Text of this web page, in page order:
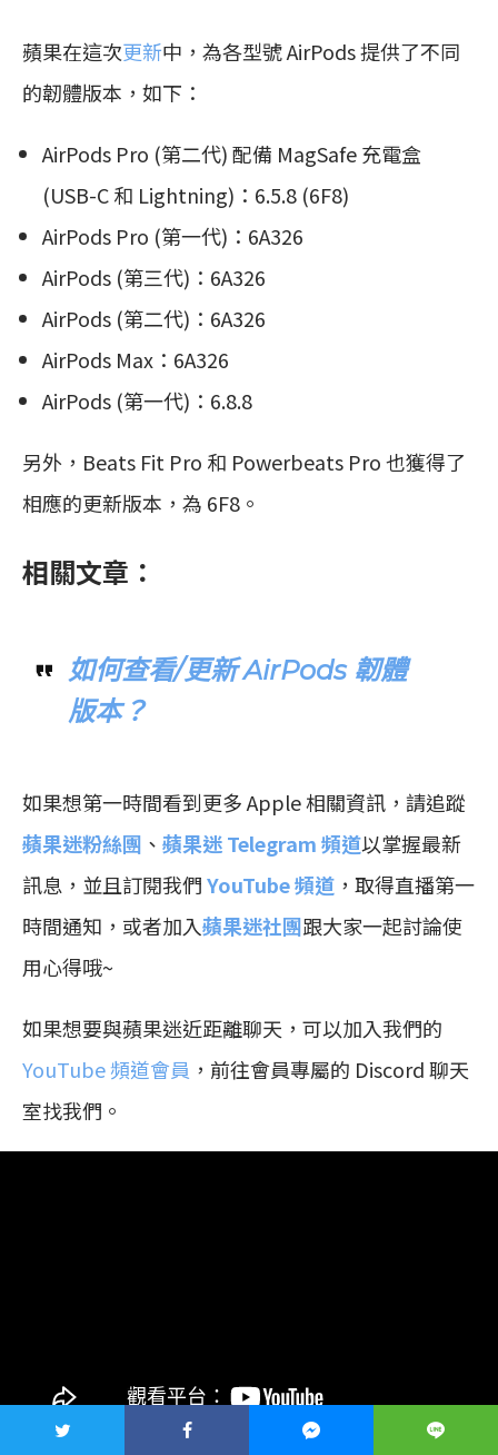
蘋果在這次更新中，為各型號 AirPods 提供了不同
的韌體版本，如下：
AirPods Pro (第二代) 配備 MagSafe 充電盒
(USB-C 和 Lightning)：6.5.8 (6F8)
AirPods Pro (第一代)：6A326
AirPods (第三代)：6A326
AirPods (第二代)：6A326
AirPods Max：6A326
AirPods (第一代)：6.8.8
另外，Beats Fit Pro 和 Powerbeats Pro 也獲得了
相應的更新版本，為 6F8。
相關文章：
如何查看/更新 AirPods 韌體
版本？
如果想第一時間看到更多 Apple 相關資訊，請追蹤
蘋果迷粉絲團 、 蘋果迷 Telegram 頻道以掌握最新
訊息，並且訂閱我們YouTube 頻道 ，取得直播第一
時間通知，或者加入蘋果迷社團跟大家一起討論使
用心得哦~
如果想要與蘋果迷近距離聊天，可以加入我們的
YouTube 頻道會員 ，前往會員專屬的 Discord 聊天
室找我們。